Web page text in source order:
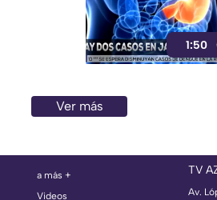
1:50
Ver más
a más +
Videos
TV
Av.